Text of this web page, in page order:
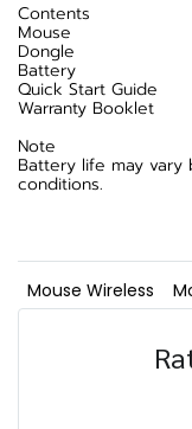
Contents
Mouse
Dongle
Battery
Quick Start Guide
Warranty Booklet
Note
Battery life may
conditions.
Mouse Wireless